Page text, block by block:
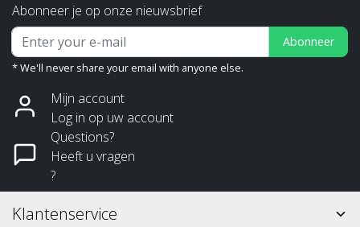
Abonneer je op onze nieuwsbrief
Abonneer
* We'll never share your email with anyone else.
Mijn account
Log in op uw account
Questions?
Heeft u vragen
?
Klantenservice